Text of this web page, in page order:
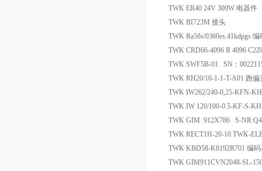
TWK ER40 24V 300W 电器件
TWK BI723M 接头
TWK Ra58s/0360es.41kdpgs
TWK CRD66-4096 R 4096
TWK SWF5B-01 SN：
TWK RH20/10-1-1-T-A01 跑偏
TWK IW262/240-0,25-KFN-
TWK IW 120/100-0.5-KF-S-
TWK GIM 912X786 S-
TWK RECT1H-20-10 TWK-
TWK KBD58-K8192R701 编
TWK GIM911CVN2048-SL-